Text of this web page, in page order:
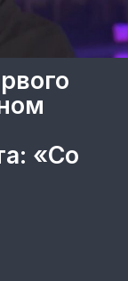
«Со